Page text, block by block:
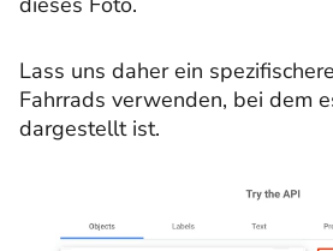
Lass uns daher ein
Fahrrads verwenden, bei dem
dargestellt ist.